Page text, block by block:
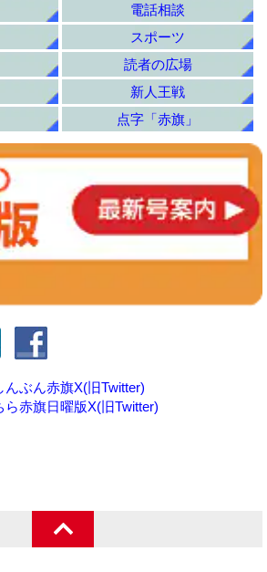
電話相談
スポーツ
読者の広場
新人王戦
点字「赤旗」
んぶん赤旗X(旧Twitter)
ら赤旗日曜版X(旧Twitter)